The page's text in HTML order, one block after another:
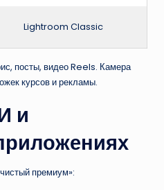
Lightroom Classic
посты, видео Reels. Камера
курсов и рекламы.
и
премиум»: